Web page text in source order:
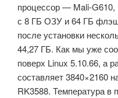
процессор — Mali-G610,
с 8 ГБ ОЗУ и 64 ГБ
после установки
44,27 ГБ. Как мы уже
поверх Linux 5.10.66, а
составляет 3840×2160
RK3588. Температура в